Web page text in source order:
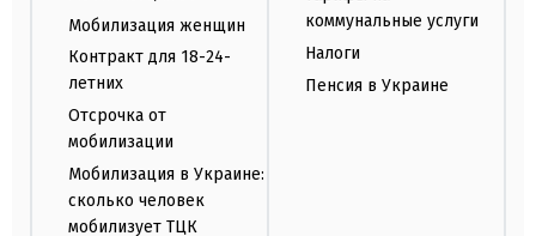
Мобилизация женщин
Контракт для 18-24-
летних
Отсрочка от
мобилизации
Мобилизация в Украине:
сколько человек
мобилизует ТЦК
коммунальные услуги
Налоги
Пенсия в Украине